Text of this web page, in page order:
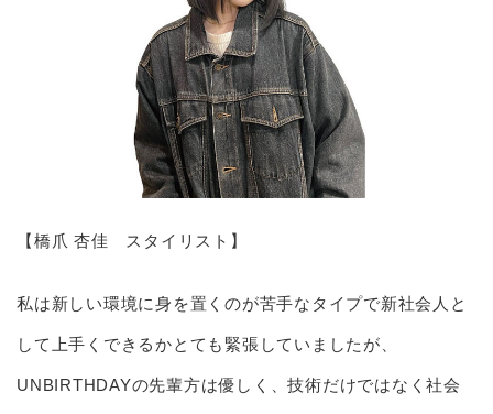
【橋爪 杏佳 スタイリスト】
私は新しい環境に身を置くのが苦手なタイプで新社会人と
して上手くできるかとても緊張していましたが、
UNBIRTHDAYの先輩方は優しく、技術だけではなく社会